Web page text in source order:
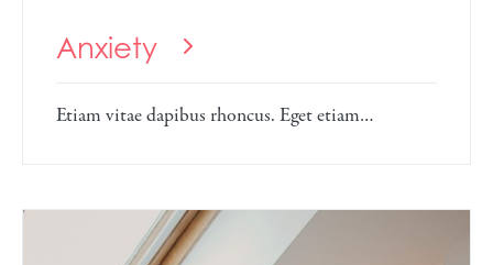
Anxiety
Etiam vitae dapibus rhoncus. Eget etiam…